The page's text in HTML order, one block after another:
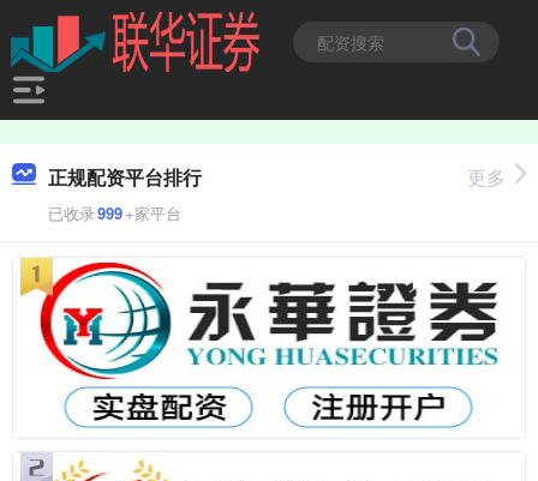
正规配资平台排行
已收录999+家平台
更多